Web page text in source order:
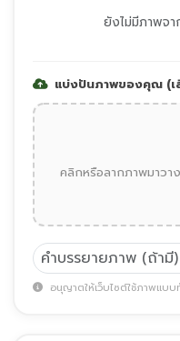
ยังไม่มีภาพจ
แบ่งปันภาพของคุณ (เ
คลิกหรือลากภาพมาวา
อนุญาตให้เว็บไซต์ใช้ภาพแบ